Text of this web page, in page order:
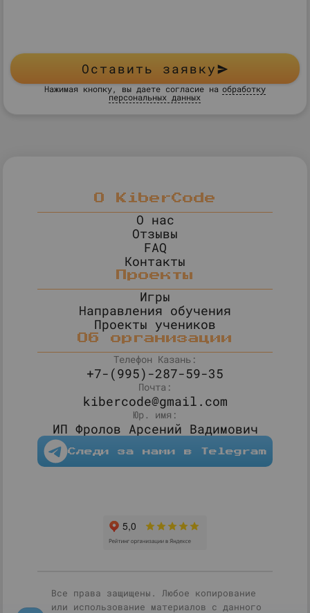
Оставить заявку
Нажимая кнопку, вы даете согласие на обработку
персональных данных
О KiberCode
О нас
Отзывы
FAQ
Контакты
Проекты
Игры
Направления обучения
Проекты учеников
Об организации
Телефон Казань:
+7-(995)-287-59-35
Почта:
kibercode@gmail.com
Юр. имя:
ИП Фролов Арсений Вадимович
Следи за нами в Telegram
Все права защищены. Любое копирование
или использование материалов с данного